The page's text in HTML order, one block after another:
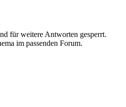
für weitere Antworten gesperrt.
im passenden Forum.